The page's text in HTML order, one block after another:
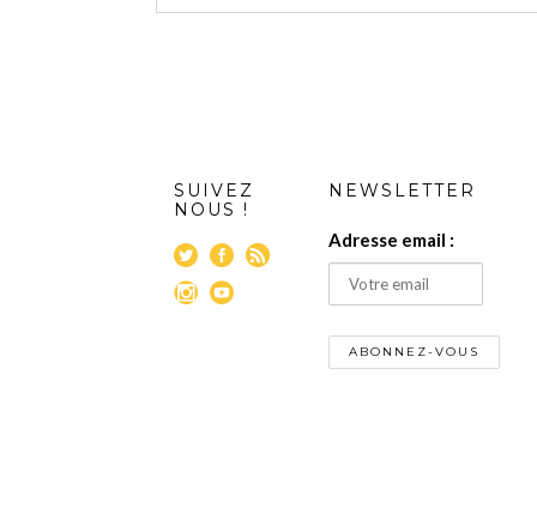
SUIVEZ
NOUS !
NEWSLETTER
Adresse email :